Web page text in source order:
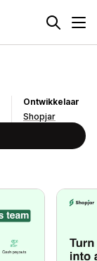
Ontwikkelaar
Shopjar